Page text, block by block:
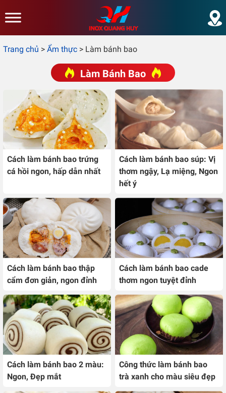
Trang chủ > Ẩm thực > Làm bánh bao
Làm Bánh Bao
Cách làm bánh bao trứng
cá hồi ngon, hấp dẫn nhất
Cách làm bánh bao súp: Vị
thơm ngậy, Lạ miệng, Ngon
hết ý
Cách làm bánh bao thập
cẩm đơn giản, ngon đỉnh
Cách làm bánh bao cade
thơm ngon tuyệt đỉnh
Cách làm bánh bao 2 màu:
Ngon, Đẹp mắt
Công thức làm bánh bao
trà xanh cho màu siêu đẹp